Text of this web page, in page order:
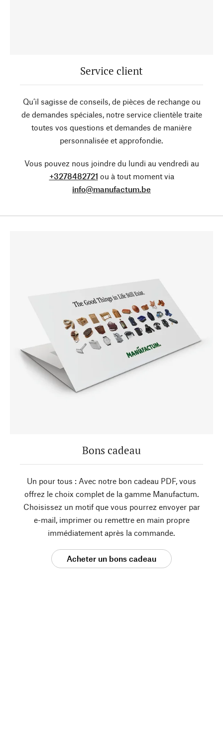
Service client
Qu’il sagisse de conseils, de pièces de rechange ou
de demandes spéciales, notre service clientèle traite
toutes vos questions et demandes de manière
personnalisée et approfondie.
Vous pouvez nous joindre du lundi au vendredi au
+3278482721 ou à tout moment via
info@manufactum.be
Bons cadeau
Un pour tous : Avec notre bon cadeau PDF, vous
offrez le choix complet de la gamme Manufactum.
Choisissez un motif que vous pourrez envoyer par
e-mail, imprimer ou remettre en main propre
immédiatement après la commande.
Acheter un bons cadeau